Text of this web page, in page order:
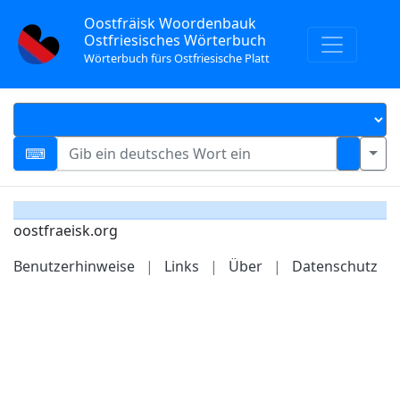
Oostfräisk Woordenbauk
Ostfriesisches Wörterbuch
Wörterbuch fürs Ostfriesische Platt
oostfraeisk.org
Benutzerhinweise
| Links | Über | Datenschutz